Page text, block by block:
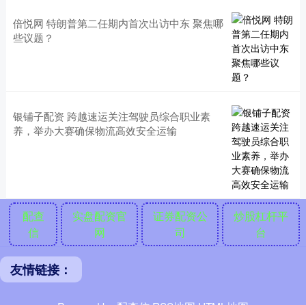
倍悦网 特朗普第二任期内首次出访中东 聚焦哪
些议题？
银铺子配资 跨越速运关注驾驶员综合职业素
养，举办大赛确保物流高效安全运输
配查
信
实盘配资官
网
证券配资公
司
炒股杠杆平
台
友情链接：